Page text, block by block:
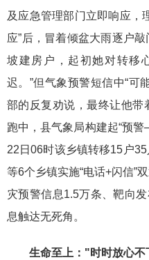
及应急管理部门立即响应，
应”后，冒着倾盆大雨逐户敲
坡建房户， 起初她对转移
迟。”但气象预警短信中“可
部的反复劝说，最终让他带
跑中，县气象局构建起“预
22日06时该乡镇转移15户
等6个乡镇实施“电话+闪信”
灾预警信息1.5万条 、靶向
息触达无死角 。
生命至上："时时放心